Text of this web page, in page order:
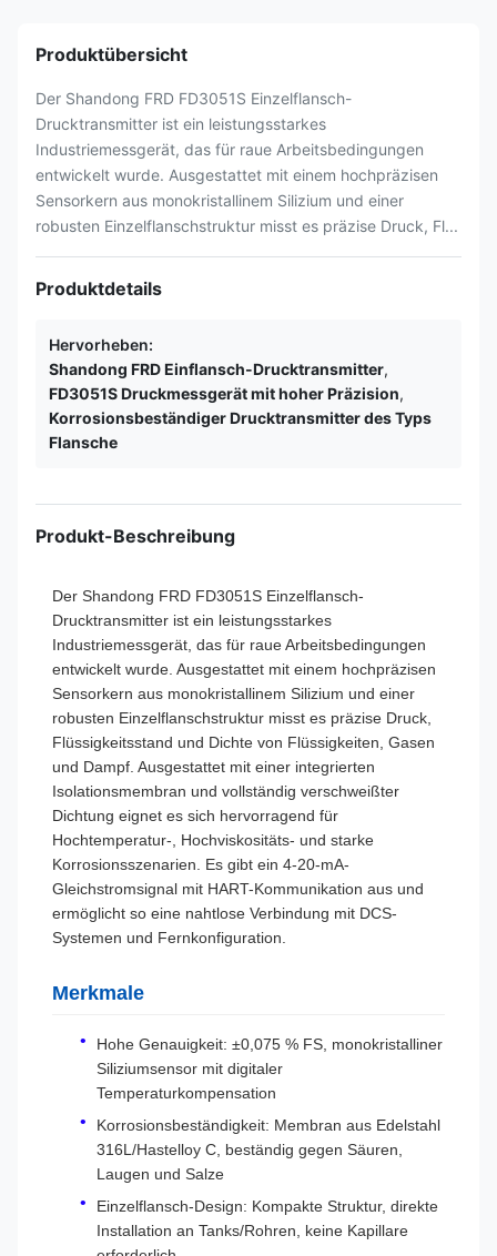
Produktübersicht
Der Shandong FRD FD3051S Einzelflansch-
Drucktransmitter ist ein leistungsstarkes
Industriemessgerät, das für raue Arbeitsbedingungen
entwickelt wurde. Ausgestattet mit einem hochpräzisen
Sensorkern aus monokristallinem Silizium und einer
robusten Einzelflanschstruktur misst es präzise Druck, Fl...
Produktdetails
Hervorheben:
Shandong FRD Einflansch-Drucktransmitter,
FD3051S Druckmessgerät mit hoher Präzision,
Korrosionsbeständiger Drucktransmitter des Typs
Flansche
Produkt-Beschreibung
Der Shandong FRD FD3051S Einzelflansch-
Drucktransmitter ist ein leistungsstarkes
Industriemessgerät, das für raue Arbeitsbedingungen
entwickelt wurde. Ausgestattet mit einem hochpräzisen
Sensorkern aus monokristallinem Silizium und einer
robusten Einzelflanschstruktur misst es präzise Druck,
Flüssigkeitsstand und Dichte von Flüssigkeiten, Gasen
und Dampf. Ausgestattet mit einer integrierten
Isolationsmembran und vollständig verschweißter
Dichtung eignet es sich hervorragend für
Hochtemperatur-, Hochviskositäts- und starke
Korrosionsszenarien. Es gibt ein 4-20-mA-
Gleichstromsignal mit HART-Kommunikation aus und
ermöglicht so eine nahtlose Verbindung mit DCS-
Systemen und Fernkonfiguration.
Merkmale
Hohe Genauigkeit: ±0,075 % FS, monokristalliner
Siliziumsensor mit digitaler
Temperaturkompensation
Korrosionsbeständigkeit: Membran aus Edelstahl
316L/Hastelloy C, beständig gegen Säuren,
Laugen und Salze
Einzelflansch-Design: Kompakte Struktur, direkte
Installation an Tanks/Rohren, keine Kapillare